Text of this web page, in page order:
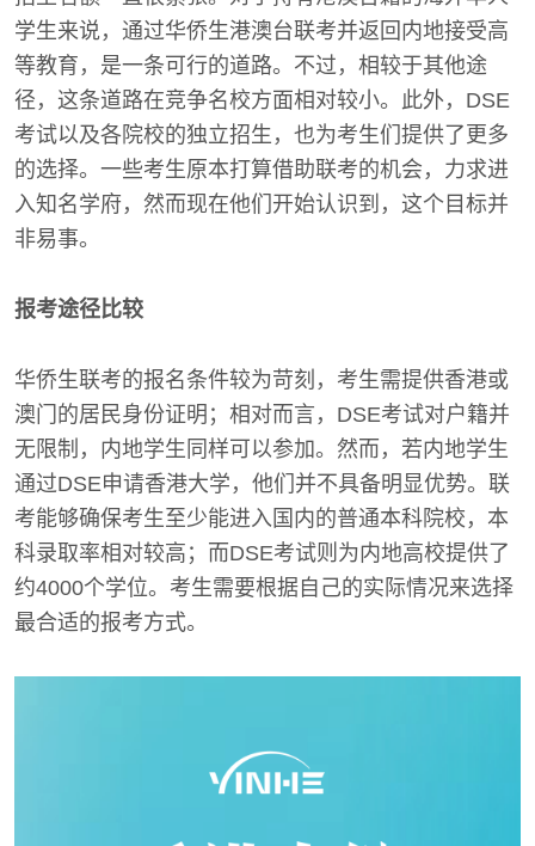
学生来说，通过华侨生港澳台联考并返回内地接受高
等教育，是一条可行的道路。不过，相较于其他途
径，这条道路在竞争名校方面相对较小。此外，DSE
考试以及各院校的独立招生，也为考生们提供了更多
的选择。一些考生原本打算借助联考的机会，力求进
入知名学府，然而现在他们开始认识到，这个目标并
非易事。
报考途径比较
华侨生联考的报名条件较为苛刻，考生需提供香港或
澳门的居民身份证明；相对而言，DSE考试对户籍并
无限制，内地学生同样可以参加。然而，若内地学生
通过DSE申请香港大学，他们并不具备明显优势。联
考能够确保考生至少能进入国内的普通本科院校，本
科录取率相对较高；而DSE考试则为内地高校提供了
约4000个学位。考生需要根据自己的实际情况来选择
最合适的报考方式。